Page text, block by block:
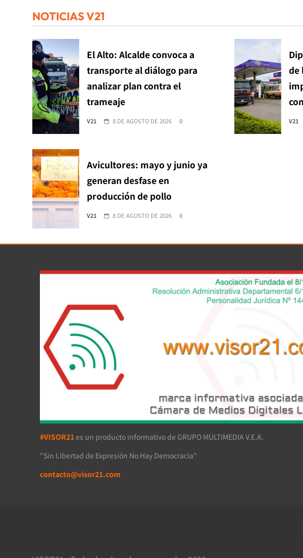
NOTICIAS V21
El Alto: Alcalde convoca a
transporte al diálogo para
analizar plan contra el
trameaje
V21 8 DE AGOSTO DE 2026 0
de
V21
Avicultores: mayo y junio ya
generan desfase en
producción de pollo
V21 8 DE AGOSTO DE 2026 0
#VISOR21 es un producto informativo de GRUPO MULTIMEDIA V.E.A.
"Sin Libertad de Expresión No Hay Democracia"
contacto@visor21.com